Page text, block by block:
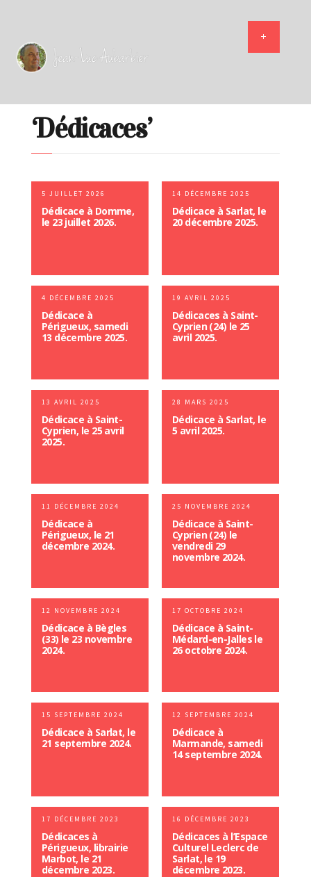
‘Dédicaces’
5 JUILLET 2026
Dédicace à Domme,
le 23 juillet 2026.
14 DÉCEMBRE 2025
Dédicace à Sarlat, le
20 décembre 2025.
4 DÉCEMBRE 2025
Dédicace à
Périgueux, samedi
13 décembre 2025.
19 AVRIL 2025
Dédicaces à Saint-
Cyprien (24) le 25
avril 2025.
13 AVRIL 2025
Dédicace à Saint-
Cyprien, le 25 avril
2025.
28 MARS 2025
Dédicace à Sarlat, le
5 avril 2025.
11 DÉCEMBRE 2024
Dédicace à
Périgueux, le 21
décembre 2024.
25 NOVEMBRE 2024
Dédicace à Saint-
Cyprien (24) le
vendredi 29
novembre 2024.
12 NOVEMBRE 2024
Dédicace à Bègles
(33) le 23 novembre
2024.
17 OCTOBRE 2024
Dédicace à Saint-
Médard-en-Jalles le
26 octobre 2024.
15 SEPTEMBRE 2024
Dédicace à Sarlat, le
21 septembre 2024.
12 SEPTEMBRE 2024
Dédicace à
Marmande, samedi
14 septembre 2024.
17 DÉCEMBRE 2023
Dédicaces à
Périgueux, librairie
Marbot, le 21
décembre 2023.
16 DÉCEMBRE 2023
Dédicaces à l’Espace
Culturel Leclerc de
Sarlat, le 19
décembre 2023.